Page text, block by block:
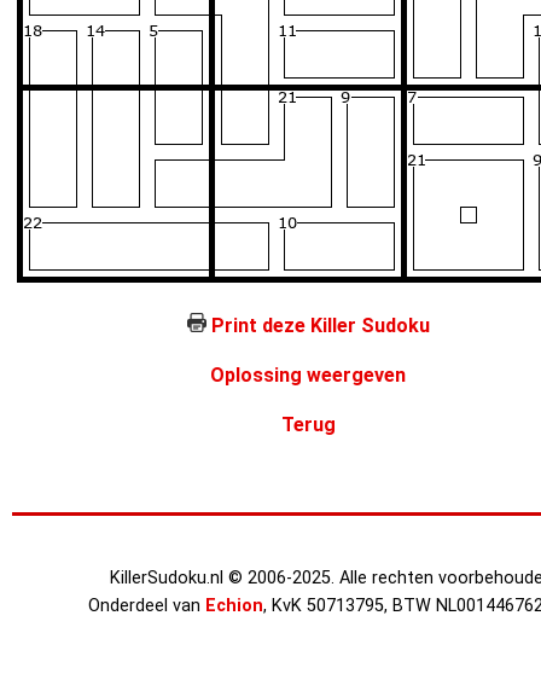
Print deze Killer Sudoku
Oplossing weergeven
Terug
KillerSudoku.nl © 2006-2025. Alle rechten
Onderdeel van Echion, KvK 50713795, BTW